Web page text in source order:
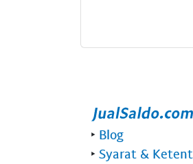
‣ Blog
‣ Syarat &